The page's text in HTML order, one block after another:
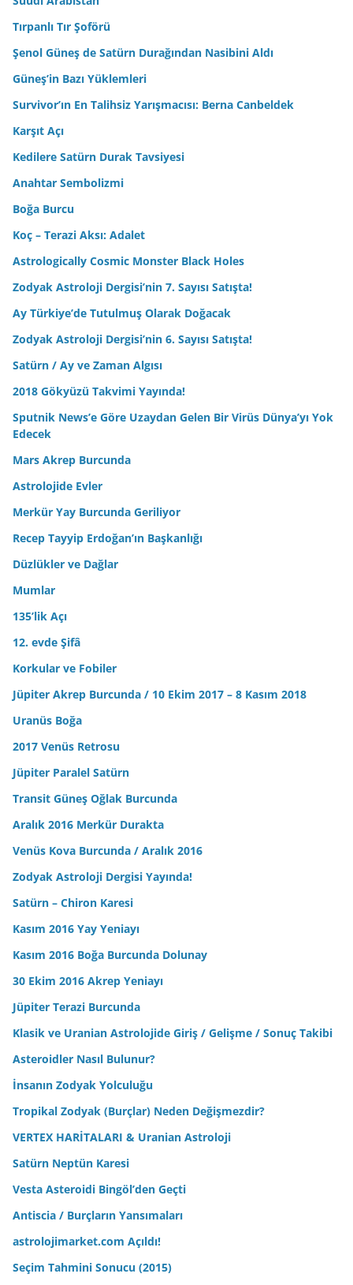
Tırpanlı Tır Şoförü
Şenol Güneş de Satürn Durağından Nasibini Aldı
Güneş’in Bazı Yüklemleri
Survivor’ın En Talihsiz Yarışmacısı: Berna Canbeldek
Karşıt Açı
Kedilere Satürn Durak Tavsiyesi
Anahtar Sembolizmi
Boğa Burcu
Koç – Terazi Aksı: Adalet
Astrologically Cosmic Monster Black Holes
Zodyak Astroloji Dergisi’nin 7. Sayısı Satışta!
Ay Türkiye’de Tutulmuş Olarak Doğacak
Zodyak Astroloji Dergisi’nin 6. Sayısı Satışta!
Satürn / Ay ve Zaman Algısı
2018 Gökyüzü Takvimi Yayında!
Sputnik News’e Göre Uzaydan Gelen Bir Virüs Dünya’yı Yok
Edecek
Mars Akrep Burcunda
Astrolojide Evler
Merkür Yay Burcunda Geriliyor
Recep Tayyip Erdoğan’ın Başkanlığı
Düzlükler ve Dağlar
Mumlar
135’lik Açı
12. evde Şifâ
Korkular ve Fobiler
Jüpiter Akrep Burcunda / 10 Ekim 2017 – 8 Kasım 2018
Uranüs Boğa
2017 Venüs Retrosu
Jüpiter Paralel Satürn
Transit Güneş Oğlak Burcunda
Aralık 2016 Merkür Durakta
Venüs Kova Burcunda / Aralık 2016
Zodyak Astroloji Dergisi Yayında!
Satürn – Chiron Karesi
Kasım 2016 Yay Yeniayı
Kasım 2016 Boğa Burcunda Dolunay
30 Ekim 2016 Akrep Yeniayı
Jüpiter Terazi Burcunda
Klasik ve Uranian Astrolojide Giriş / Gelişme / Sonuç Takibi
Asteroidler Nasıl Bulunur?
İnsanın Zodyak Yolculuğu
Tropikal Zodyak (Burçlar) Neden Değişmezdir?
VERTEX HARİTALARI & Uranian Astroloji
Satürn Neptün Karesi
Vesta Asteroidi Bingöl’den Geçti
Antiscia / Burçların Yansımaları
astrolojimarket.com Açıldı!
Seçim Tahmini Sonucu (2015)